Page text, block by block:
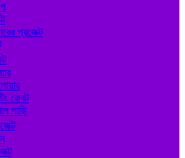
প্রজেক্ট
রোবট
গাড়ি